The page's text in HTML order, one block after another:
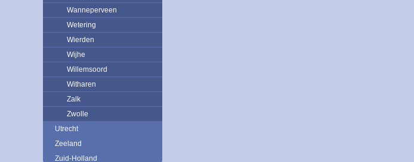
Wanneperveen
Wetering
Wierden
Wijhe
Willemsoord
Witharen
Zalk
Zwolle
Utrecht
Zeeland
Zuid-Holland